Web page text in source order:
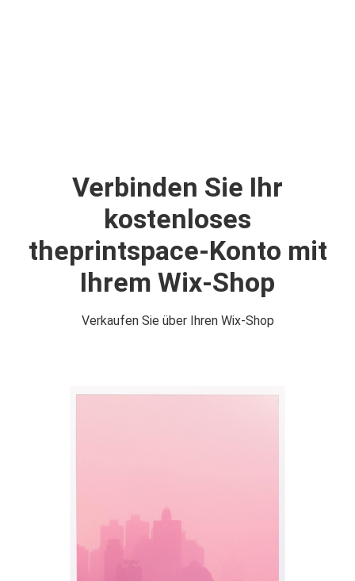
Verbinden Sie Ihr
kostenloses
theprintspace-Konto mit
Ihrem Wix-Shop
Verkaufen Sie über Ihren Wix-Shop